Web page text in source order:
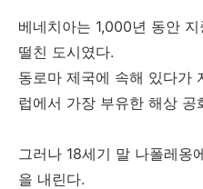
베네치아는 1,000년 동안
떨친 도시였다.
동로마 제국에 속해 있다가
럽에서 가장 부유한 해상 공
그러나 18세기 말 나폴레옹
을 내린다.